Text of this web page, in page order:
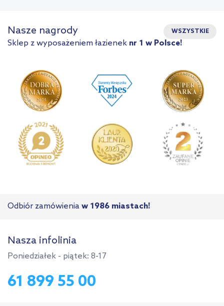
Nasze nagrody WSZYSTKIE
Sklep z wyposażeniem łazienek nr 1 w Polsce!
Odbiór zamówienia w 1986 miastach!
Nasza infolinia
Poniedziałek - piątek: 8-17
61 899 55 00